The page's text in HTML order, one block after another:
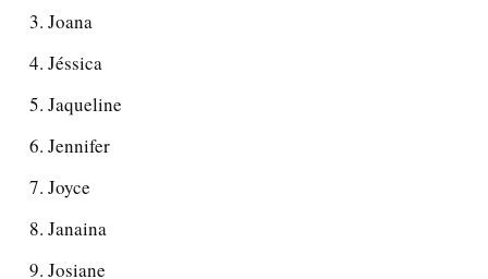
Joana
Jéssica
Jaqueline
Jennifer
Joyce
Janaina
Josiane